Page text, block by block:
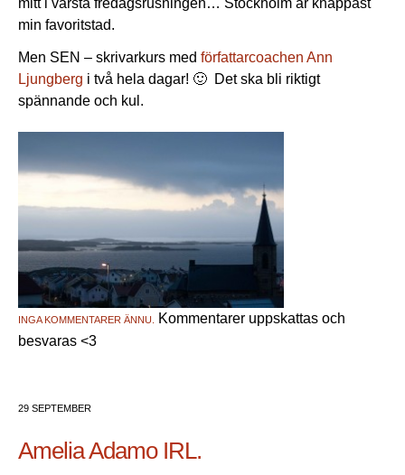
mitt i värsta fredagsrusningen… Stockholm är knappast
min favoritstad.
Men SEN – skrivarkurs med författarcoachen Ann
Ljungberg i två hela dagar! 🙂 Det ska bli riktigt
spännande och kul.
INGA KOMMENTARER ÄNNU. Kommentarer uppskattas och
besvaras <3
29 SEPTEMBER
Amelia Adamo IRL.